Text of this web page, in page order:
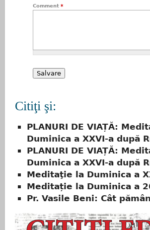
Comment *
Citiţi şi:
PLANURI DE VIAȚĂ:
Duminica a XXVI-a după
PLANURI DE VIAȚĂ:
Duminica a XXVI-a după
Meditaţie la Duminica a
Meditație la Duminica a
Pr. Vasile Beni: Cât